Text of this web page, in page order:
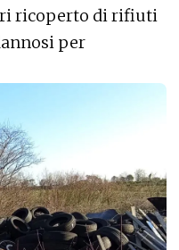
ricoperto di rifiuti
per